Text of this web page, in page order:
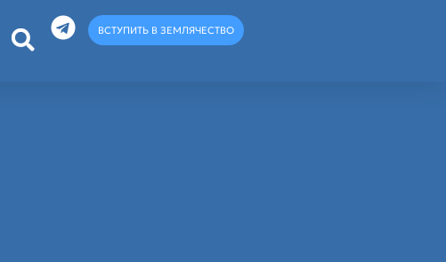
ВСТУПИТЬ В ЗЕМЛЯЧЕСТВО